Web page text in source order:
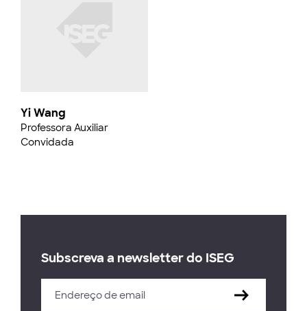
Yi Wang
Professora Auxiliar
Convidada
Subscreva a newsletter do ISEG